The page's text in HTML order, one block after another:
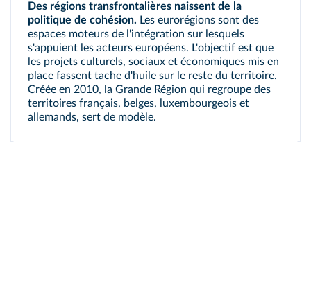
Des régions transfrontalières naissent de la
politique de cohésion. Les eurorégions sont des
espaces moteurs de l'intégration sur lesquels
s'appuient les acteurs européens. L'objectif est que
les projets culturels, sociaux et économiques mis en
place fassent tache d'huile sur le reste du territoire.
Créée en 2010, la Grande Région qui regroupe des
territoires français, belges, luxembourgeois et
allemands, sert de modèle.